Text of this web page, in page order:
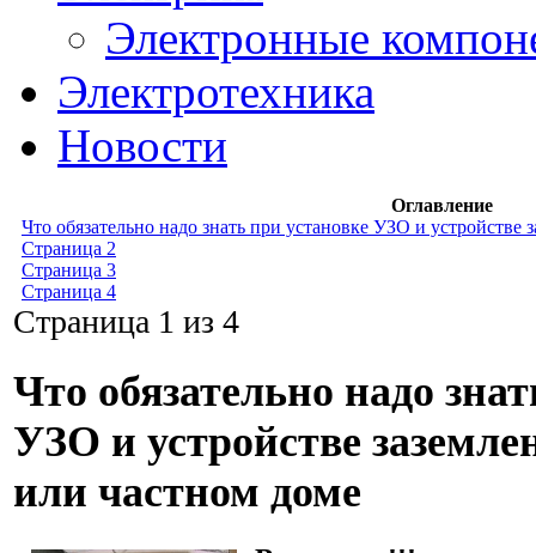
Электронные
Электротехника
Новости
Оглавление
Что обязательно надо знать при установке УЗО и устройстве
Страница 2
Страница 3
Страница 4
Страница 1 из 4
Что обязательно надо
УЗО и устройстве
или частном доме